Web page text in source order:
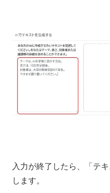
入力が終了したら、「テ
します。